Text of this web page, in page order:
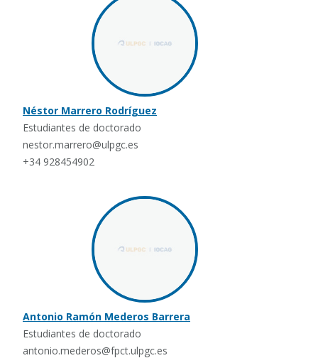
Néstor Marrero Rodríguez
Estudiantes de doctorado
nestor.marrero@ulpgc.es
+34 928454902
Antonio Ramón Mederos Barrera
Estudiantes de doctorado
antonio.mederos@fpct.ulpgc.es